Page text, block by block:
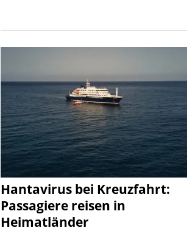
Hantavirus bei Kreuzfahrt:
Passagiere reisen in
Heimatländer